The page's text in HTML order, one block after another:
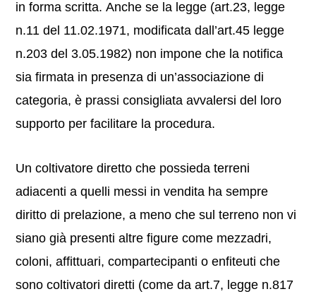
in forma scritta. Anche se la legge (art.23, legge
n.11 del 11.02.1971, modificata dall’art.45 legge
n.203 del 3.05.1982) non impone che la notifica
sia firmata in presenza di un’associazione di
categoria, è prassi consigliata avvalersi del loro
supporto per facilitare la procedura.
Un coltivatore diretto che possieda terreni
adiacenti a quelli messi in vendita ha sempre
diritto di prelazione, a meno che sul terreno non vi
siano già presenti altre figure come mezzadri,
coloni, affittuari, compartecipanti o enfiteuti che
sono coltivatori diretti (come da art.7, legge n.817